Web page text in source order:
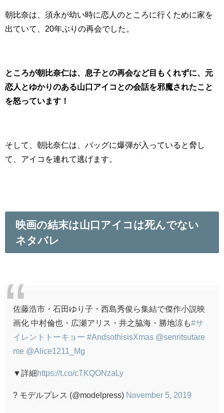
朝比奈は、須永が幼い時に恋人のところに行くために家を
出ていて、20年ぶりの再会でした。
ところが朝比奈仁は、息子との再会など目もくれずに、元
恋人とゆかりのある山口アイコとの会話を邪魔されたこと
を怒っています！
そして、朝比奈仁は、バッグに爆弾が入っていると脅し
て、アイコを連れて逃げます。
映画の結末は山口アイコは死んでない
ネタバレ
佐藤浩市・石田ゆり子・西島秀俊ら集結で傑作小説映
画化 中村倫也・広瀬アリス・井之脇海・勝地涼も#サ
イレントトーキョー #AndsothisisXmas @senritsutare
me @Alice1211_Mg
▼詳細https://t.co/cTKQONzaLy
? モデルプレス (@modelpress) November 5, 2019